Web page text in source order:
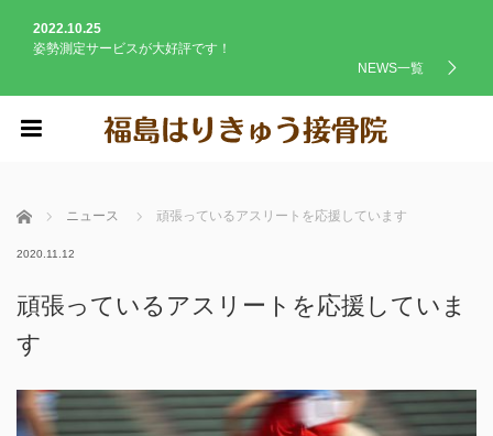
2022.10.25
姿勢測定サービスが大好評です！
NEWS一覧
ホーム ニュース 頑張っているアスリートを応援しています
2020.11.12
頑張っているアスリートを応援していま
す